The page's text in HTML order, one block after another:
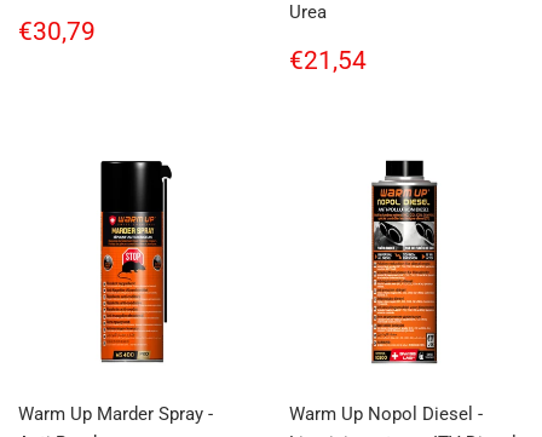
Regular
price
€30,79
Urea
Regular
price
€21,54
Warm Up Marder Spray -
Warm Up Nopol Diesel -